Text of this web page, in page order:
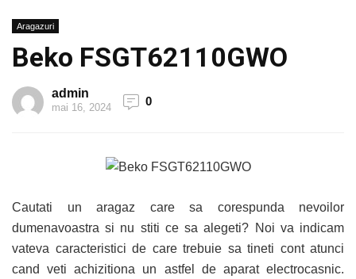
Aragazuri
Beko FSGT62110GWO
admin
mai 16, 2024 0
Cautati un aragaz care sa corespunda nevoilor
dumenavoastra si nu stiti ce sa alegeti? Noi va indicam
vateva caracteristici de care trebuie sa tineti cont atunci
cand veti achizitiona un astfel de aparat electrocasnic.